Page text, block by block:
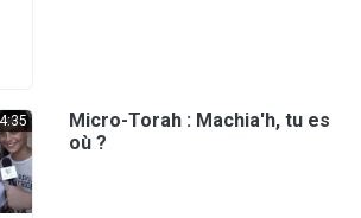
4:35
Micro-Torah : Machia'h, tu es
où ?